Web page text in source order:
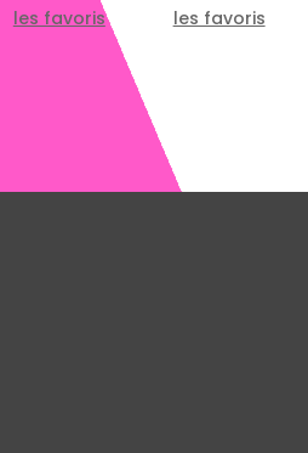
les favoris
les favoris